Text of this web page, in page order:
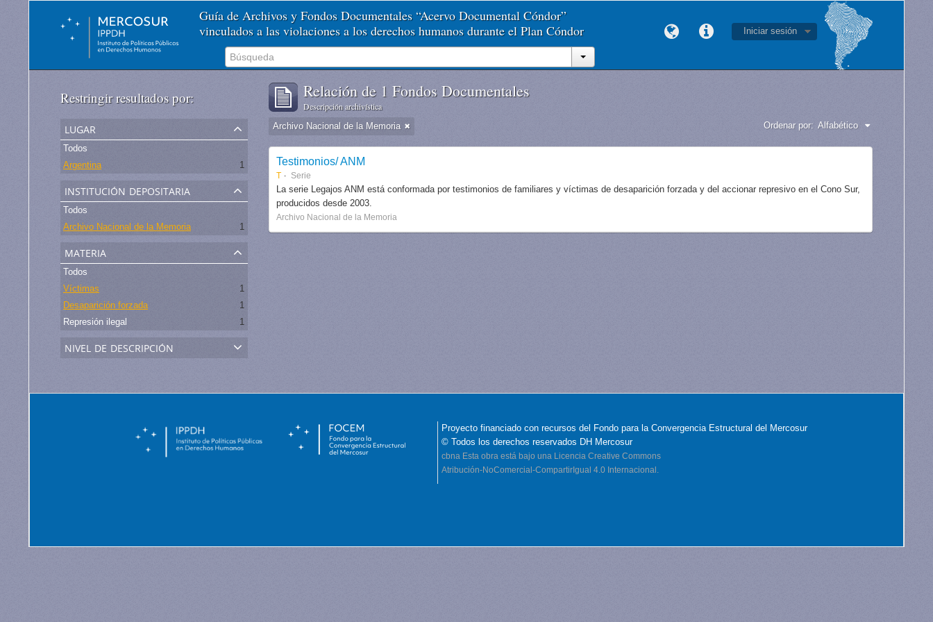
Guía de Archivos y Fondos Documentales “Acervo Documental Cóndor”
vinculados a las violaciones a los derechos humanos durante el Plan Cóndor
Iniciar sesión
Restringir resultados por:
lugar
Todos
Argentina
1
institución depositaria
Todos
Archivo Nacional de la Memoria
1
materia
Todos
Víctimas
1
Desaparición forzada
1
Represión ilegal
1
nivel de descripción
Relación de 1 Fondos Documentales
Descripción archivística
Archivo Nacional de la Memoria Ordenar por: Alfabético
Testimonios/ ANM
T Serie
La serie Legajos ANM está conformada por testimonios de familiares y víctimas de desaparición forzada y del accionar represivo en el Cono Sur,
producidos desde 2003.
Archivo Nacional de la Memoria
Proyecto financiado con recursos del Fondo para la Convergencia Estructural del Mercosur
© Todos los derechos reservados DH Mercosur
cbna Esta obra está bajo una Licencia Creative Commons
Atribución-NoComercial-CompartirIgual 4.0 Internacional.